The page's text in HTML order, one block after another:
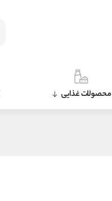
محصولات غذایی